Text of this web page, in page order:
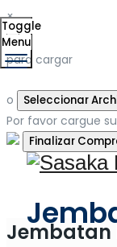
×
para cargar
o Seleccionar
Por favor cargue
Toggle
Menu
Jembatan